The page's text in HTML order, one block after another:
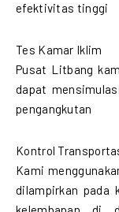
efektivitas tinggi
Tes Kamar Iklim
Pusat Litbang
dapat
pengangkutan
Kontrol
Kami
dilampirkan pada